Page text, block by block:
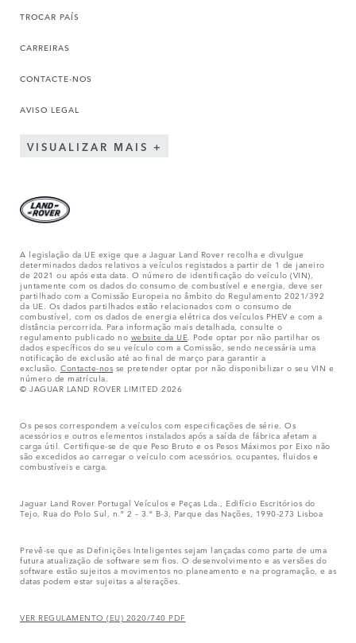
TROCAR PAÍS
CARREIRAS
CONTACTE-NOS
AVISO LEGAL
VISUALIZAR MAIS
A legislação da UE exige que a Jaguar Land Rover recolha e divulgue
determinados dados relativos a veículos registados a partir de 1 de janeiro
de 2021 ou após esta data. O número de identificação do veículo (VIN),
juntamente com os dados do consumo de combustível e energia, deve ser
partilhado com a Comissão Europeia no âmbito do Regulamento 2021/392
da UE. Os dados partilhados estão relacionados com o consumo de
combustível, com os dados de energia elétrica dos veículos PHEV e com a
distância percorrida. Para informação mais detalhada, consulte o
regulamento publicado no website da UE . Pode optar por não partilhar os
dados específicos do seu veículo com a Comissão, sendo necessária uma
notificação de exclusão até ao final de março para garantir a
exclusão. Contacte-nos se pretender optar por não disponibilizar o seu VIN e
número de matrícula.
© JAGUAR LAND ROVER LIMITED 2026
Os pesos correspondem a veículos com especificações de série. Os
acessórios e outros elementos instalados após a saída de fábrica afetam a
carga útil. Certifique-se de que Peso Bruto e os Pesos Máximos por Eixo não
são excedidos ao carregar o veículo com acessórios, ocupantes, fluidos e
combustíveis e carga.
Jaguar Land Rover Portugal Veículos e Peças Lda., Edifício Escritórios do
Tejo, Rua do Polo Sul, n.º 2 – 3.º B-3, Parque das Nações, 1990-273 Lisboa
Prevê-se que as Definições Inteligentes sejam lançadas como parte de uma
futura atualização de software sem fios. O desenvolvimento e as versões do
software estão sujeitos a movimentos no planeamento e na programação, e as
datas podem estar sujeitas a alterações.
VER REGULAMENTO (EU) 2020/740 PDF